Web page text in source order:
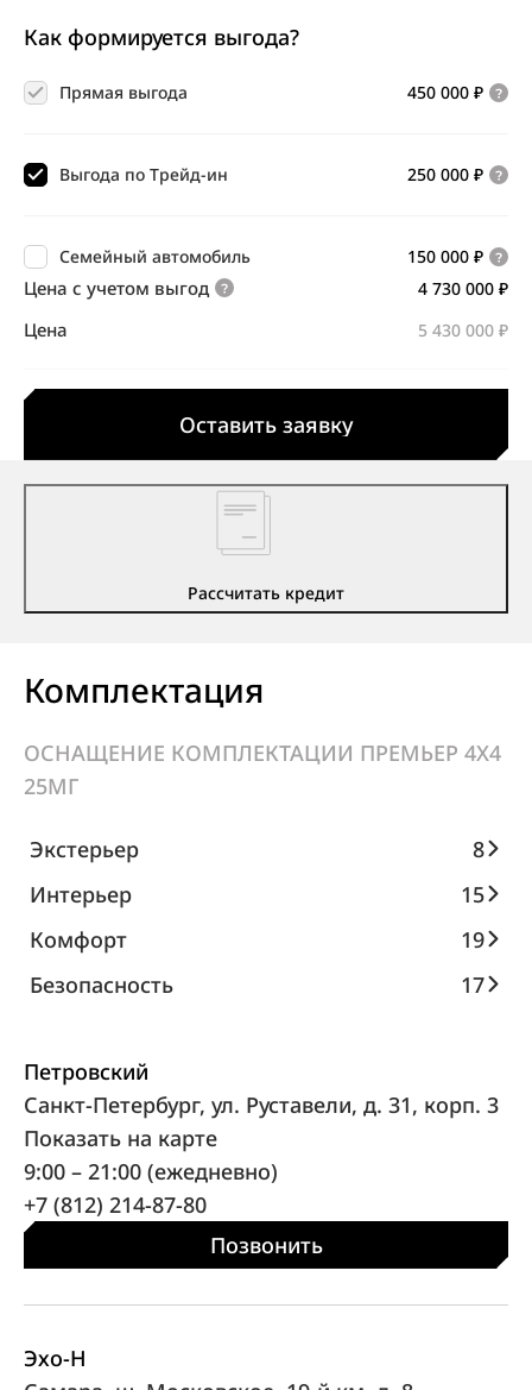
Как формируется выгода?
450 000 ₽
Прямая выгода
250 000 ₽
Выгода по Трейд-ин
150 000 ₽
Семейный автомобиль
Цена с учетом выгод 4 730 000 ₽
Цена 5 430 000 ₽
Оставить заявку
Рассчитать кредит
Комплектация
ОСНАЩЕНИЕ КОМПЛЕКТАЦИИ ПРЕМЬЕР 4X4
25МГ
Экстерьер
8
Интерьер
15
Комфорт
19
Безопасность
17
Петровский
Санкт-Петербург, ул. Руставели, д. 31, корп. 3
Показать на карте
9:00 – 21:00 (ежедневно)
+7 (812) 214-87-80
Позвонить
Эхо-Н